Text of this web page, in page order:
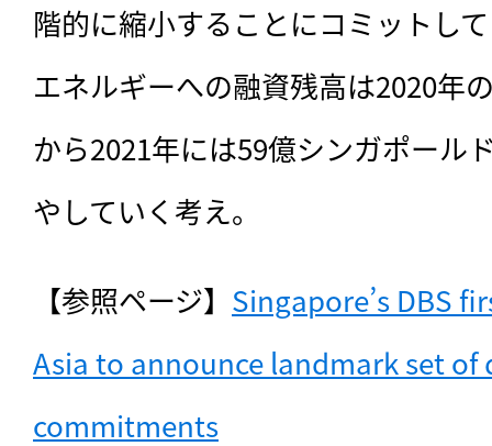
階的に縮小することにコミットし
エネルギーへの融資残高は2020年
から2021年には59億シンガポール
やしていく考え。
【参照ページ】 Singapore’s DBS
Asia to announce landmark set
commitments